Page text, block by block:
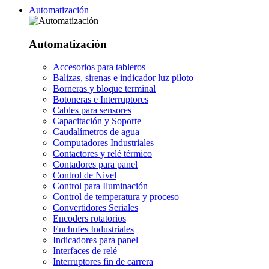
Automatización
Automatización
Accesorios para tableros
Balizas, sirenas e indicador luz piloto
Borneras y bloque terminal
Botoneras e Interruptores
Cables para sensores
Capacitación y Soporte
Caudalímetros de agua
Computadores Industriales
Contactores y relé térmico
Contadores para panel
Control de Nivel
Control para Iluminación
Control de temperatura y proceso
Convertidores Seriales
Encoders rotatorios
Enchufes Industriales
Indicadores para panel
Interfaces de relé
Interruptores fin de carrera